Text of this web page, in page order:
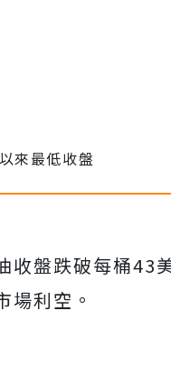
收盤跌破每桶43
場利空。